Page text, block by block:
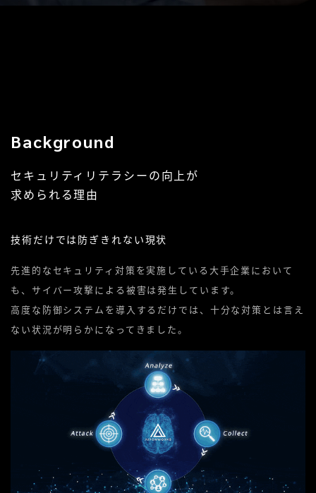
Background
セキュリティリテラシーの向上が
求められる理由
技術だけでは防ぎきれない現状
先進的なセキュリティ対策を実施している大手企業において
も、サイバー攻撃による被害は発生しています。
高度な防御システムを導入するだけでは、十分な対策とは言え
ない状況が明らかになってきました。